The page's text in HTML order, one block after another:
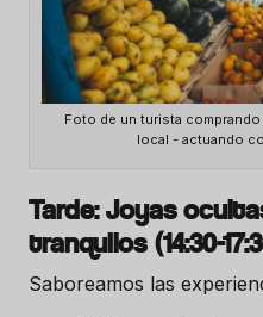
Foto de un turista
local - actuando
Tarde: Joyas
tranquilos (14:30-
Saboreamos las